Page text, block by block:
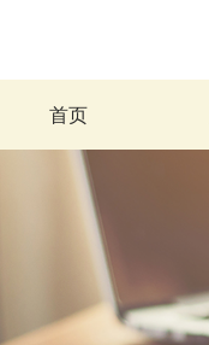
首页